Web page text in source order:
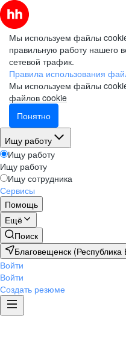
Мы используем файлы
правильную работу нашего
сетевой трафик.
Правила использования
Мы используем файлы
файлов cookie
Понятно
Ищу работу
Ищу работу
Ищу работу
Ищу сотрудника
Сервисы
Помощь
Ещё
Поиск
Благовещенск (Республика
Войти
Войти
Создать резюме